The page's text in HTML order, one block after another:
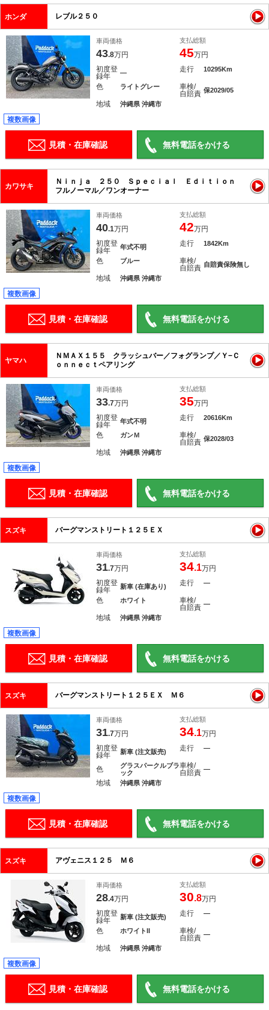
ホンダ レブル２５０
車両価格
43.8万円
支払総額
45万円
初度登
録年
― 走行 10295Km
色 ライトグレー
車検/
自賠責 保2029/05
地域 沖縄県 沖縄市
複数画像
見積・在庫確認 無料電話をかける
カワサキ
Ｎｉｎｊａ ２５０ Ｓｐｅｃｉａｌ Ｅｄｉｔｉｏｎ
フルノーマル／ワンオーナー
車両価格
40.1万円
支払総額
42万円
初度登
録年
年式不明 走行 1842Km
色 ブルー
車検/
自賠責 自賠責保険無し
地域 沖縄県 沖縄市
複数画像
見積・在庫確認 無料電話をかける
ヤマハ
ＮＭＡＸ１５５ クラッシュバー／フォグランプ／Ｙ−Ｃ
ｏｎｎｅｃｔペアリング
車両価格
33.7万円
支払総額
35万円
初度登
録年
年式不明 走行 20616Km
色 ガンＭ
車検/
自賠責 保2028/03
地域 沖縄県 沖縄市
複数画像
見積・在庫確認 無料電話をかける
スズキ バーグマンストリート１２５ＥＸ
車両価格
31.7万円
支払総額
34.1万円
初度登
録年
新車 (在庫あり) 走行 ―
色 ホワイト
車検/
自賠責 ―
地域 沖縄県 沖縄市
複数画像
見積・在庫確認 無料電話をかける
スズキ バーグマンストリート１２５ＥＸ Ｍ６
車両価格
31.7万円
支払総額
34.1万円
初度登
録年
新車 (注文販売) 走行 ―
色
グラスパークルブラ
ック
車検/
自賠責 ―
地域 沖縄県 沖縄市
複数画像
見積・在庫確認 無料電話をかける
スズキ アヴェニス１２５ Ｍ６
車両価格
28.4万円
支払総額
30.8万円
初度登
録年
新車 (注文販売) 走行 ―
色 ホワイトII
車検/
自賠責 ―
地域 沖縄県 沖縄市
複数画像
見積・在庫確認 無料電話をかける